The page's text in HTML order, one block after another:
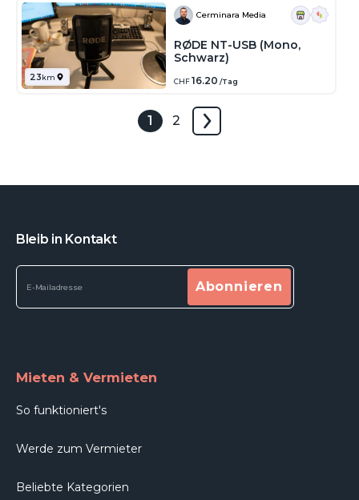
23km
Cerminara Media
RØDE NT-USB (Mono,
Schwarz)
CHF16.20 /Tag
1 2
Bleib in Kontakt
Abonnieren
Mieten & Vermieten
So funktioniert's
Werde zum Vermieter
Beliebte Kategorien